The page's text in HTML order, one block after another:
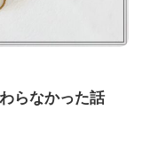
らなかった話